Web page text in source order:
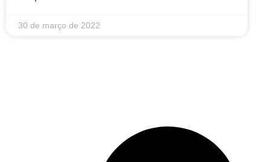
30 de março de 2022